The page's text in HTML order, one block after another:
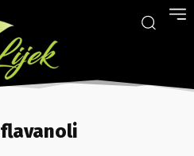
flavanoli